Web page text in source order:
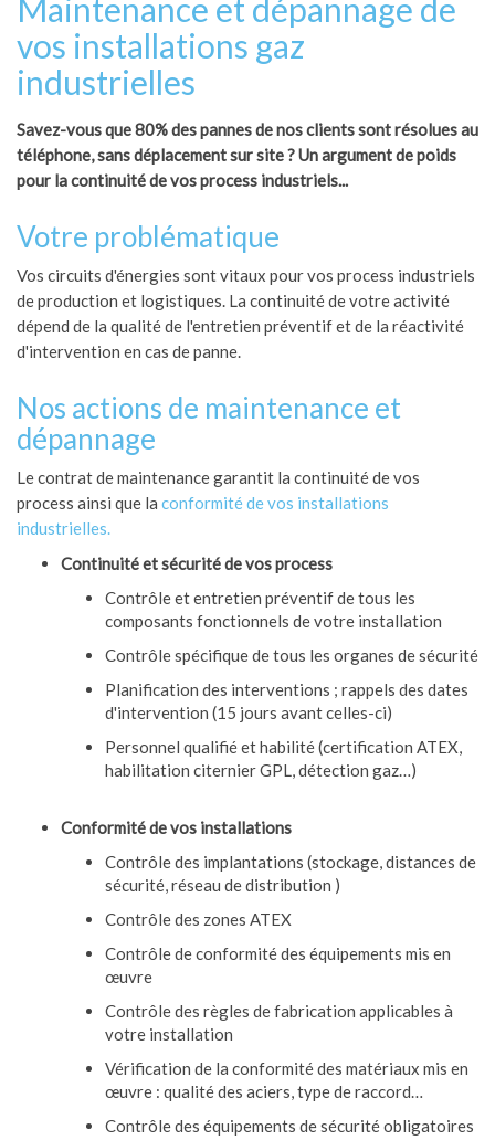
Maintenance et dépannage de
vos installations gaz
industrielles
Savez-vous que 80% des pannes de nos clients sont résolues au
téléphone, sans déplacement sur site ? Un argument de poids
pour la continuité de vos process industriels...
Votre problématique
Vos circuits d'énergies sont vitaux pour vos process industriels
de production et logistiques. La continuité de votre activité
dépend de la qualité de l'entretien préventif et de la réactivité
d'intervention en cas de panne.
Nos actions de maintenance et
dépannage
Le contrat de maintenance garantit la continuité de vos
process ainsi que la conformité de vos installations
industrielles.
Continuité et sécurité de vos process
Contrôle et entretien préventif de tous les
composants fonctionnels de votre installation
Contrôle spécifique de tous les organes de sécurité
Planification des interventions ; rappels des dates
d'intervention (15 jours avant celles-ci)
Personnel qualifié et habilité (certification ATEX,
habilitation citernier GPL, détection gaz…)
Conformité de vos installations
Contrôle des implantations (stockage, distances de
sécurité, réseau de distribution )
Contrôle des zones ATEX
Contrôle de conformité des équipements mis en
œuvre
Contrôle des règles de fabrication applicables à
votre installation
Vérification de la conformité des matériaux mis en
œuvre : qualité des aciers, type de raccord…
Contrôle des équipements de sécurité obligatoires